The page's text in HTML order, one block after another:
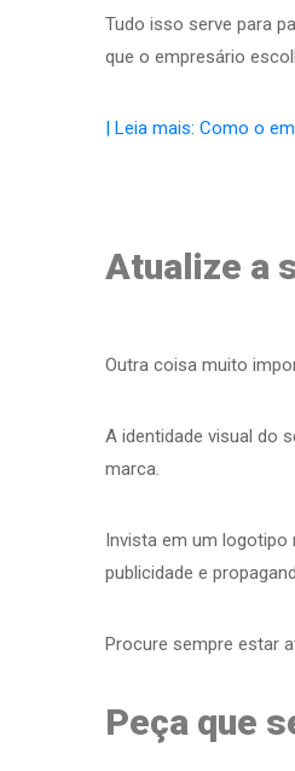
Tudo isso serve para
que o empresário
| Leia mais: Como o
Atualize a
Outra coisa muito
A identidade visual do
marca.
Invista em um
publicidade e
Procure sempre estar
Peça que